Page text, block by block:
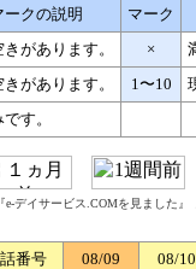
ークの説明
マーク
があります。 ×
があります。 1〜10
す。
デイサービス.COMを見ました
番号 08/09
08/10